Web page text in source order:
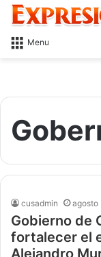
Menu
cusadmin agosto
Gobierno de
fortalecer el